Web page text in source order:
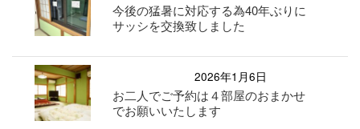
今後の猛暑に対応する為40年ぶりに
サッシを交換致しました
2026年1月6日
お二人でご予約は４部屋のおまかせ
でお願いいたします